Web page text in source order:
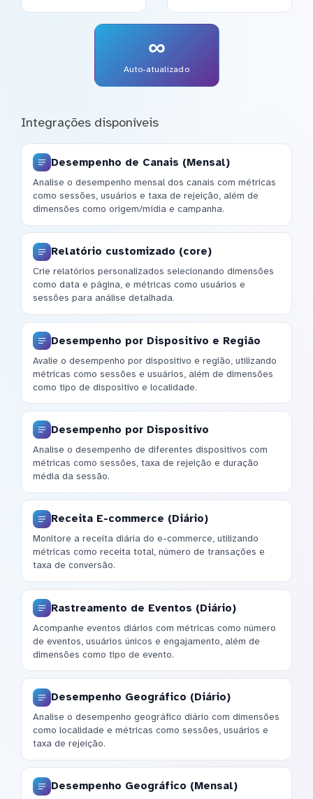
∞
Auto-atualizado
Integrações disponíveis
Desempenho de Canais (Mensal)
Analise o desempenho mensal dos canais com métricas
como sessões, usuários e taxa de rejeição, além de
dimensões como origem/mídia e campanha.
Relatório customizado (core)
Crie relatórios personalizados selecionando dimensões
como data e página, e métricas como usuários e
sessões para análise detalhada.
Desempenho por Dispositivo e Região
Avalie o desempenho por dispositivo e região, utilizando
métricas como sessões e usuários, além de dimensões
como tipo de dispositivo e localidade.
Desempenho por Dispositivo
Analise o desempenho de diferentes dispositivos com
métricas como sessões, taxa de rejeição e duração
média da sessão.
Receita E-commerce (Diário)
Monitore a receita diária do e-commerce, utilizando
métricas como receita total, número de transações e
taxa de conversão.
Rastreamento de Eventos (Diário)
Acompanhe eventos diários com métricas como número
de eventos, usuários únicos e engajamento, além de
dimensões como tipo de evento.
Desempenho Geográfico (Diário)
Analise o desempenho geográfico diário com dimensões
como localidade e métricas como sessões, usuários e
taxa de rejeição.
Desempenho Geográfico (Mensal)